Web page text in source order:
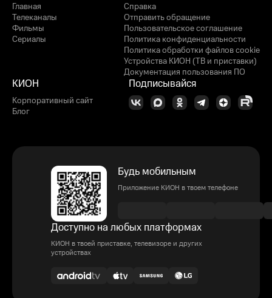
Главная
Телеканалы
Фильмы
Сериалы
Справка
Отправить обращение
Пользовательское соглашение
Политика конфиденциальности
Политика обработки файлов cookie
Устройства КИОН (ТВ и приставки)
Документация пользования ПО
КИОН
Корпоративный сайт
Блог
Подписывайся
Будь мобильным
Приложение КИОН в твоем телефоне
Доступно на любых платформах
КИОН в твоей приставке, телевизоре и других
устройствах